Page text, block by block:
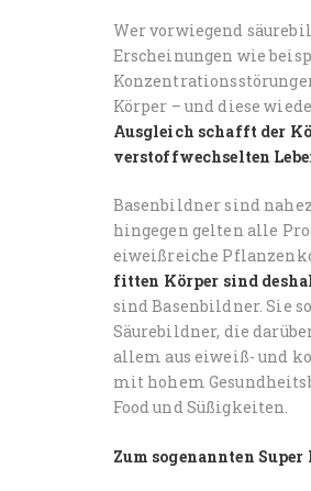
Wer vorwiegend
Erscheinungen wie
Körper – und diese
Ausgleich schafft der
verstoffwechselten
Basenbildner sind
hingegen gelten alle
eiweißreiche
fitten Körper sind
sind Basenbildner. Sie
Säurebildner, die
allem aus eiweiß- und
mit hohem
Food und Süßigkeiten.
Zum sogenannten